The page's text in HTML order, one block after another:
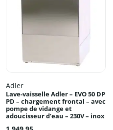
Adler
Lave-vaisselle Adler – EVO 50 DP
PD – chargement frontal – avec
pompe de vidange et
adoucisseur d’eau – 230V – inox